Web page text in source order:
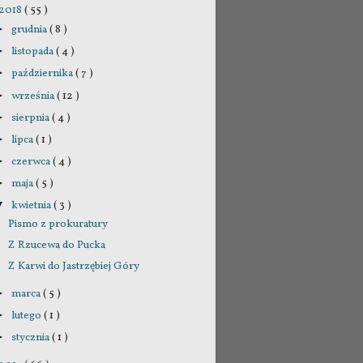
( 55 )
grudnia( 8 )
listopada( 4 )
października( 7 )
września( 12 )
sierpnia( 4 )
lipca( 1 )
czerwca( 4 )
maja( 5 )
kwietnia( 3 )
Pismo z prokuratury
Z Rzucewa do Pucka
Z Karwi do Jastrzębiej Góry
marca( 5 )
lutego( 1 )
stycznia( 1 )